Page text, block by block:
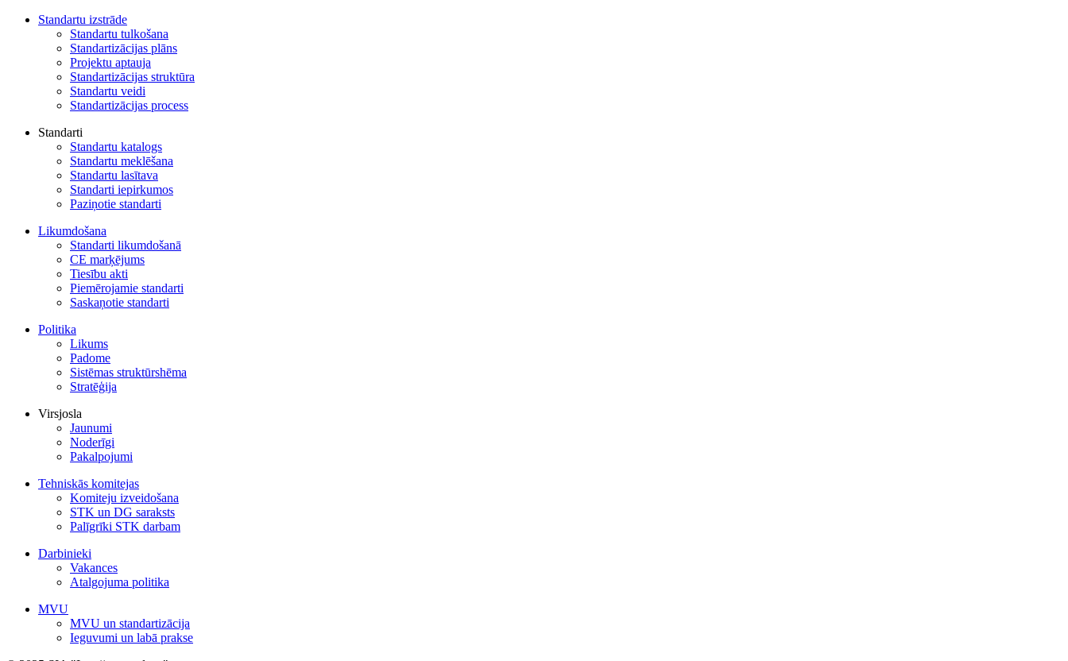
Standartu izstrāde
Standartu tulkošana
Standartizācijas plāns
Projektu aptauja
Standartizācijas struktūra
Standartu veidi
Standartizācijas process
Standarti
Standartu katalogs
Standartu meklēšana
Standartu lasītava
Standarti iepirkumos
Paziņotie standarti
Likumdošana
Standarti likumdošanā
CE marķējums
Tiesību akti
Piemērojamie standarti
Saskaņotie standarti
Politika
Likums
Padome
Sistēmas struktūrshēma
Stratēģija
Virsjosla
Jaunumi
Noderīgi
Pakalpojumi
Tehniskās komitejas
Komiteju izveidošana
STK un DG saraksts
Palīgrīki STK darbam
Darbinieki
Vakances
Atalgojuma politika
MVU
MVU un standartizācija
Ieguvumi un labā prakse